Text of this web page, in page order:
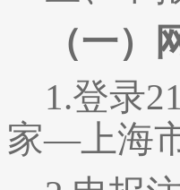
（一）
1.登录
家—上海